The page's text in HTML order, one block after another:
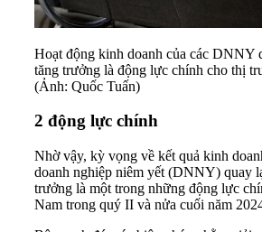
Hoạt động kinh doanh của các DNNY
tăng trưởng là động lực chính cho thị
(Ảnh: Quốc Tuấn)
2 động lực chính
Nhờ vậy, kỳ vọng về kết quả kinh
doanh nghiệp niêm yết (DNNY) quay
trưởng là một trong những động lực
Nam trong quý II và nửa cuối năm